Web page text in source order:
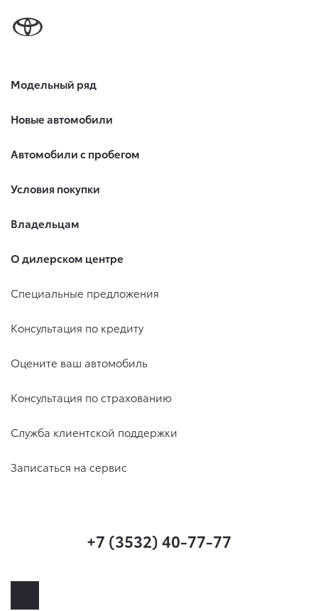
Модельный ряд
Новые автомобили
Автомобили с пробегом
Условия покупки
Владельцам
О дилерском центре
Специальные предложения
Консультация по кредиту
Оцените ваш автомобиль
Консультация по страхованию
Служба клиентской поддержки
Записаться на сервис
+7 (3532) 40-77-77